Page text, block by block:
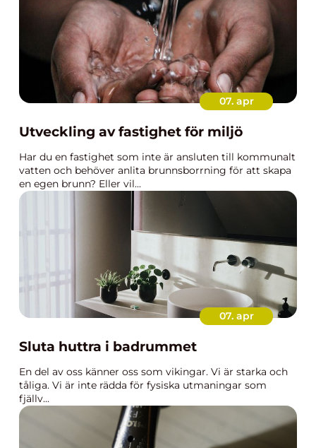
07. apr
Utveckling av fastighet för miljö
Har du en fastighet som inte är ansluten till kommunalt
vatten och behöver anlita brunnsborrning för att skapa
en egen brunn? Eller vil...
07. apr
Sluta huttra i badrummet
En del av oss känner oss som vikingar. Vi är starka och
tåliga. Vi är inte rädda för fysiska utmaningar som
fjällv...